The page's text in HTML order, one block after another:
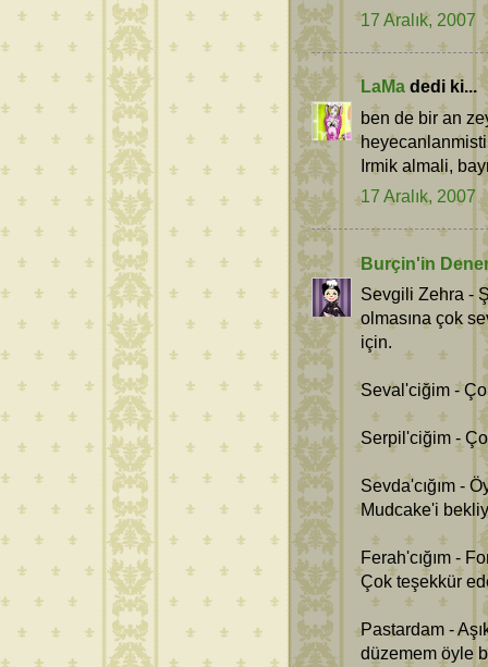
17 Aralık, 2007
LaMa dedi ki...
ben de bir an
Irmik almali,
17 Aralık, 2007
Burçin'in
Sevgili Zehra -
olmasına çok
için.
Seval'ciğim -
Serpil'ciğim -
Sevda'cığım -
Mudcake'i
Ferah'cığım -
Çok teşekkür
Pastardam -
düzemem öyle